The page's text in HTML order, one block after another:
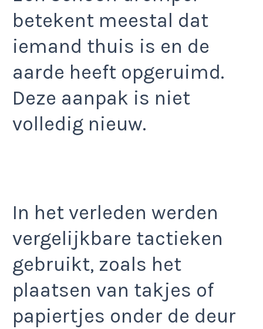
betekent meestal dat
iemand thuis is en de
aarde heeft opgeruimd.
Deze aanpak is niet
volledig nieuw.
In het verleden werden
vergelijkbare tactieken
gebruikt, zoals het
plaatsen van takjes of
papiertjes onder de deur